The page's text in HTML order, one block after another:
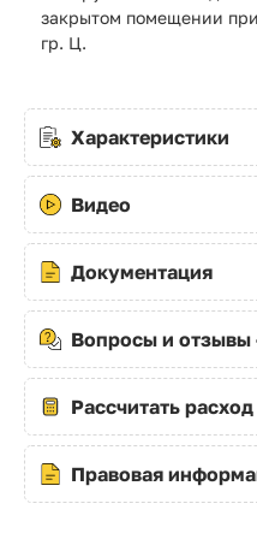
закрытом помещении
гр. Ц.
Характеристики
Видео
Документация
Вопросы и отзывы
Рассчитать расход
Правовая